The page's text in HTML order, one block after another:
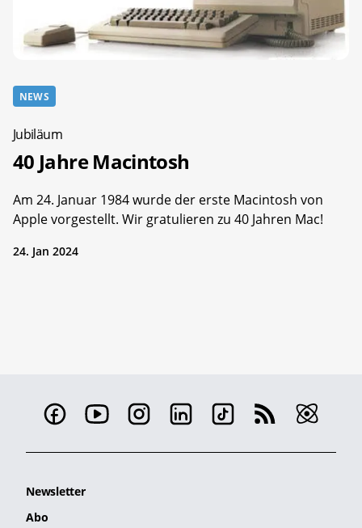
NEWS
Jubiläum
40 Jahre Macintosh
Am 24. Januar 1984 wurde der erste Macintosh von
Apple vorgestellt. Wir gratulieren zu 40 Jahren Mac!
24. Jan 2024
Newsletter
Abo